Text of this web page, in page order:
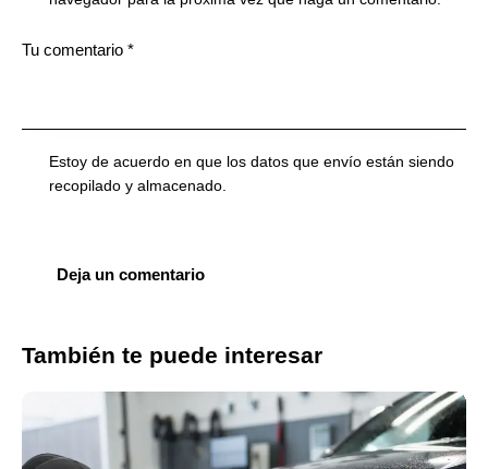
Estoy de acuerdo en que los datos que envío están siendo
recopilado y almacenado
También te puede interesar